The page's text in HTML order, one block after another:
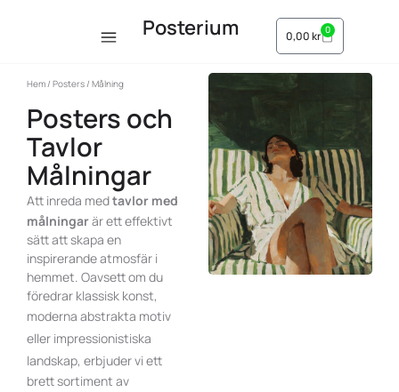
Posterium 0,00kr 0
Hem/ Posters/ Målning
Posters och
Tavlor
Målningar
Att inreda medtavlor med
målningarär ett effektivt
sätt att skapa en
inspirerande atmosfär i
hemmet. Oavsett om du
föredrar klassisk konst,
moderna abstrakta motiv
eller impressionistiska
landskap, erbjuder vi ett
brett sortiment av